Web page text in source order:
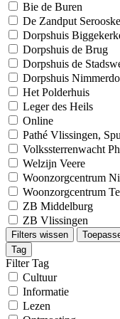
Bie de Buren
De Zandput
Dorpshuis
Dorpshuis de Brug
Dorpshuis de
Dorpshuis
Het Polderhuis
Leger des Heils
Online
Pathé Vlissingen,
Volkssterrenwacht
Welzijn Veere
Woonzorgcentrum
Woonzorgcentrum
ZB Middelburg
ZB Vlissingen
Filters wissen
Tag
Filter Tag
Cultuur
Informatie
Lezen